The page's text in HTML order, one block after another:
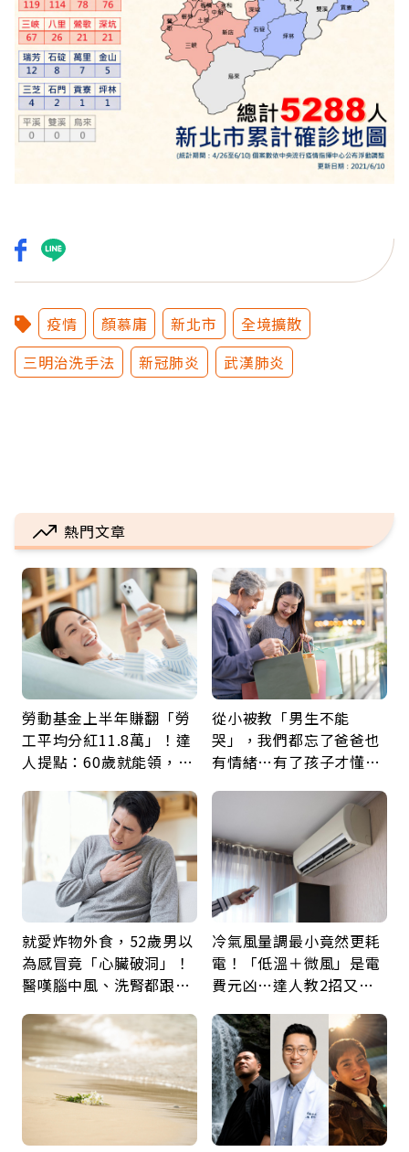
疫情 顏慕庸 新北市
全境擴散
三明治洗手法
新冠肺炎 武漢肺炎
熱門文章
勞動基金上半年賺翻「勞
工平均分紅11.8萬」！達
人提點：60歲就能領，重
從小被教「男生不能
哭」，我們都忘了爸爸也
有情緒…有了孩子才懂：
就愛炸物外食，52歲男以
為感冒竟「心臟破洞」！
醫嘆腦中風、洗腎都跟它
救
冷氣風量調最小竟然更耗
電！「低溫＋微風」是電
費元凶…達人教2招又涼